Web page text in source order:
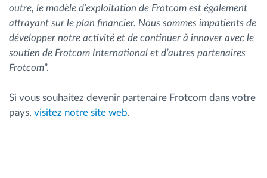
outre, le modèle d’exploitation de Frotcom est également
attrayant sur le plan financier. Nous sommes impatients de
développer notre activité et de continuer à innover avec le
soutien de Frotcom International et d’autres partenaires
Frotcom”.
Si vous souhaitez devenir partenaire Frotcom dans votre
pays, visitez notre site web.